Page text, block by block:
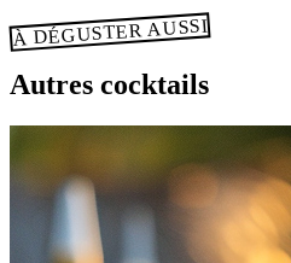
À DÉGUSTER AUSSI
Autres cocktails